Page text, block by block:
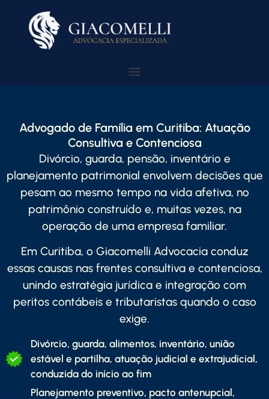
Advogado de Família em Curitiba: Atuação
Consultiva e Contenciosa
Divórcio, guarda, pensão, inventário e
planejamento patrimonial envolvem decisões que
pesam ao mesmo tempo na vida afetiva, no
patrimônio construído e, muitas vezes, na
operação de uma empresa familiar.
Em Curitiba, o Giacomelli Advocacia conduz
essas causas nas frentes consultiva e contenciosa,
unindo estratégia jurídica e integração com
peritos contábeis e tributaristas quando o caso
exige.
Divórcio, guarda, alimentos, inventário, união
estável e partilha, atuação judicial e extrajudicial,
conduzida do início ao fim
Planejamento preventivo, pacto antenupcial,